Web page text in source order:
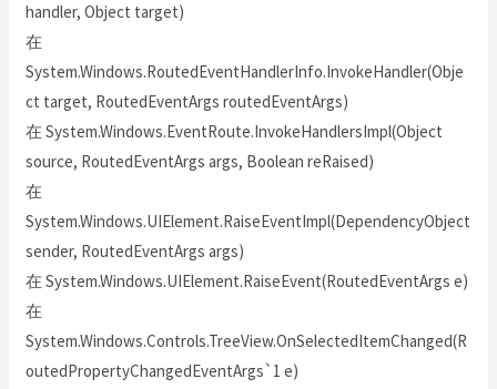
handler, Object target)
在
System.Windows.RoutedEventHandlerInfo.InvokeHandler(Obje
ct target, RoutedEventArgs routedEventArgs)
在 System.Windows.EventRoute.InvokeHandlersImpl(Object
source, RoutedEventArgs args, Boolean reRaised)
在
System.Windows.UIElement.RaiseEventImpl(DependencyObject
sender, RoutedEventArgs args)
在 System.Windows.UIElement.RaiseEvent(RoutedEventArgs e)
在
System.Windows.Controls.TreeView.OnSelectedItemChanged(R
outedPropertyChangedEventArgs`1 e)